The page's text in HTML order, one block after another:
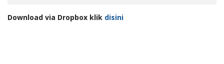
Download via Dropbox klik disini